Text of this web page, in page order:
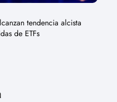
tendencia alcista
de ETFs